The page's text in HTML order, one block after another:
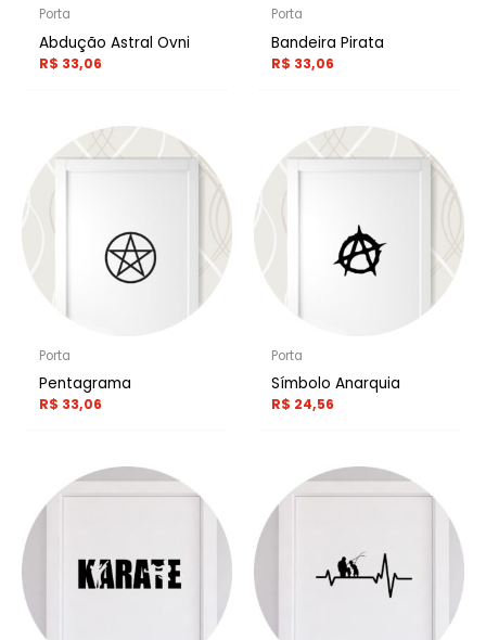
Porta
Abdução Astral Ovni
R$ 33,06
Porta
Bandeira Pirata
R$ 33,06
Porta
Pentagrama
R$ 33,06
Porta
Símbolo Anarquia
R$ 24,56